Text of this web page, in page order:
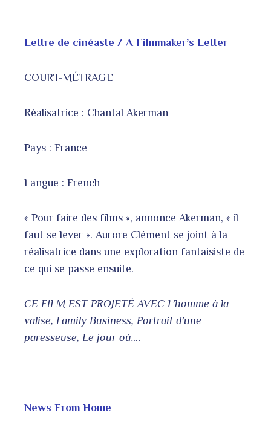
Lettre de cinéaste / A Filmmaker’s Letter
COURT-MÉTRAGE
Réalisatrice : Chantal Akerman
Pays : France
Langue : French
« Pour faire des films », annonce Akerman, « il
faut se lever ». Aurore Clément se joint à la
réalisatrice dans une exploration fantaisiste de
ce qui se passe ensuite.
CE FILM EST PROJETÉ AVEC L’homme à la
valise, Family Business, Portrait d’une
paresseuse, Le jour où….
News From Home